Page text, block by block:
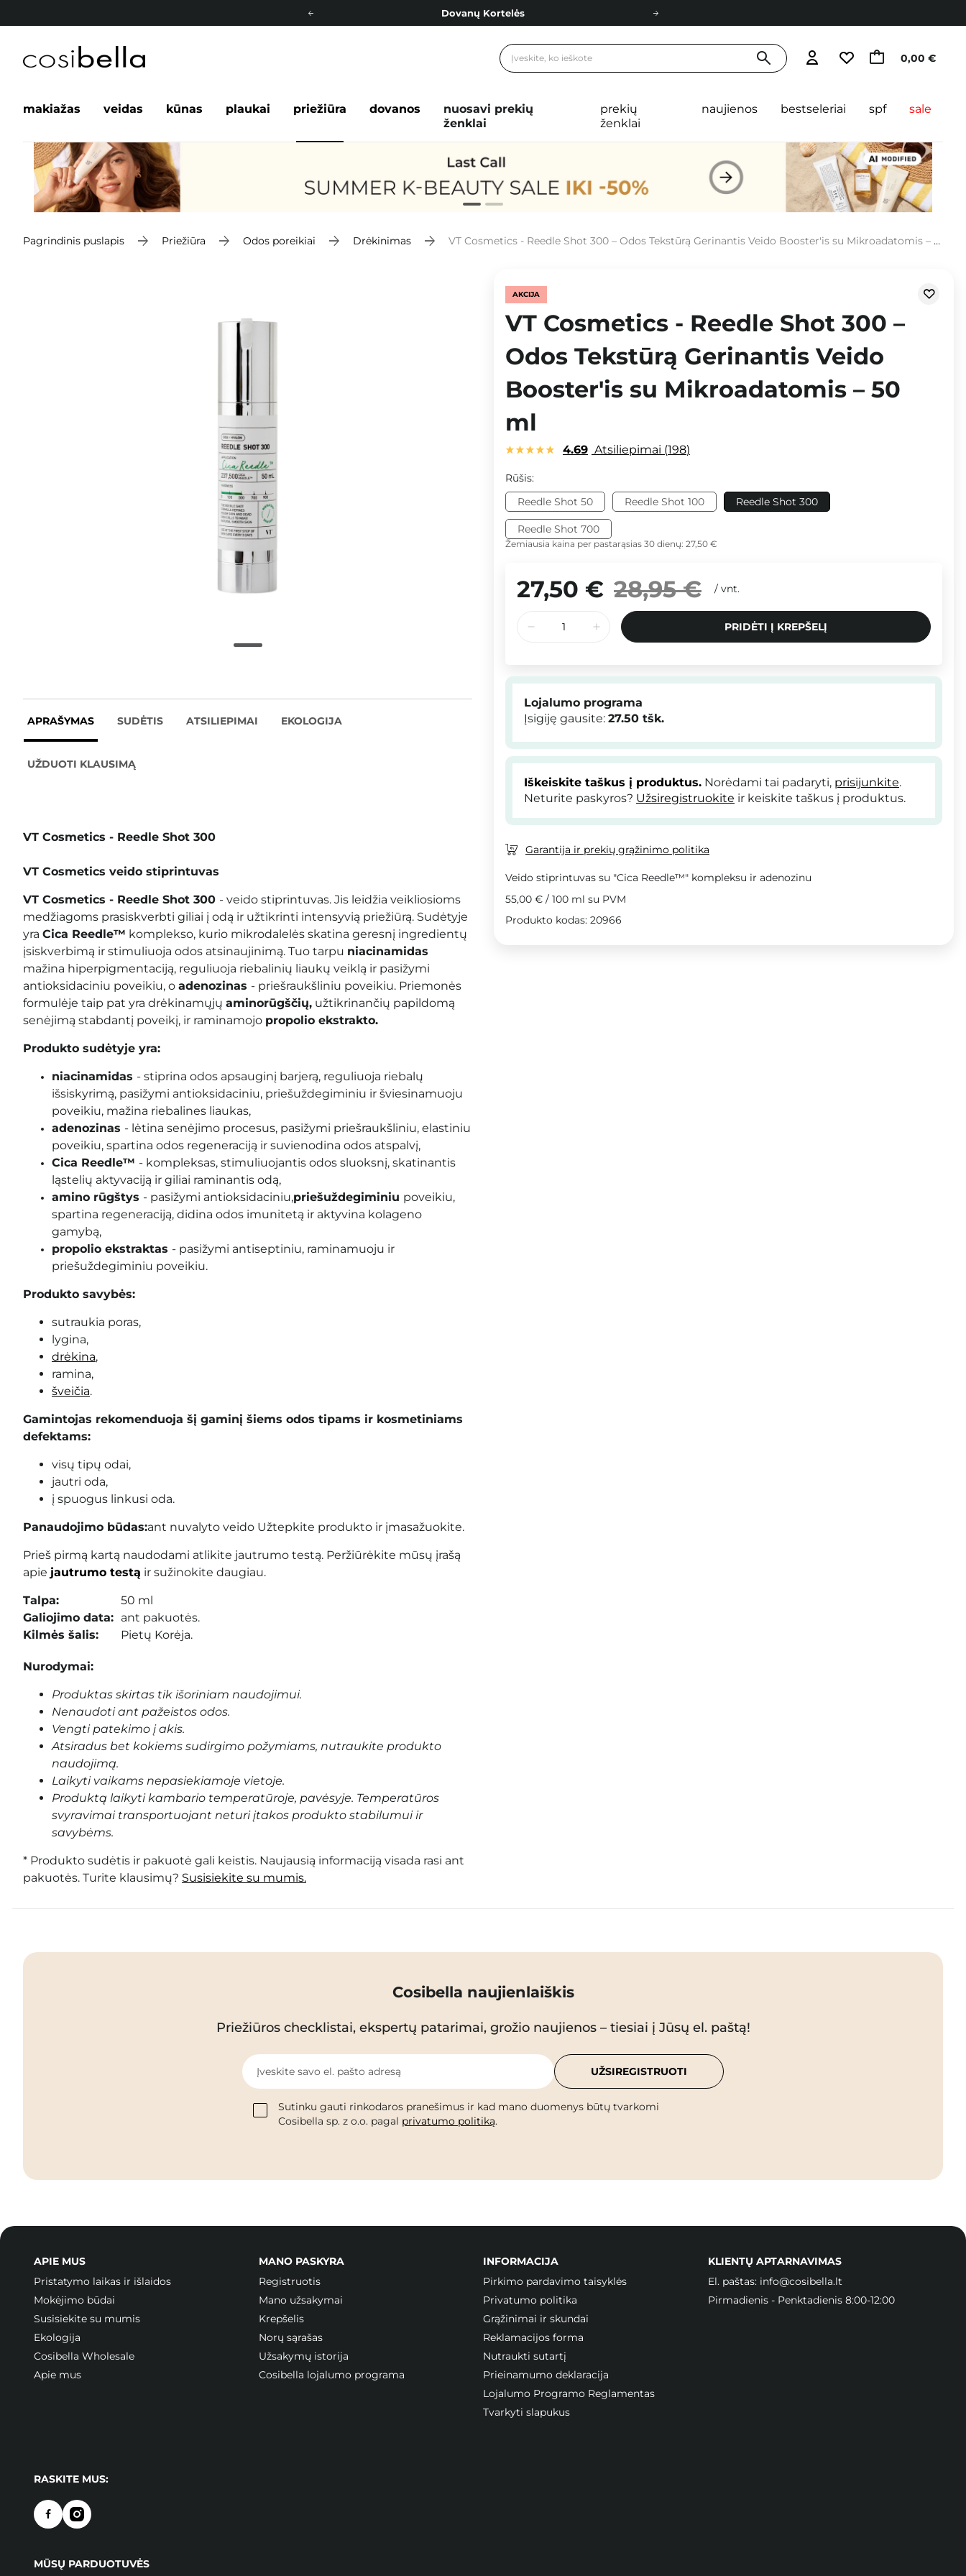
Dovanų Kortelės
Nemokamas pristatymas nuo 40,00 € 0,00 €
makiažas veidas kūnas plaukai priežiūra dovanos
nuosavi prekių
ženklai
prekių
ženklai
naujienos bestseleriai spf sale
Pagrindinis puslapis Priežiūra Odos poreikiai Drėkinimas VT Cosmetics - Reedle Shot 300 – Odos Tekstūrą Gerinantis Veido Booster'is su Mikroadatomis – 50 ml
APRAŠYMAS SUDĖTIS ATSILIEPIMAI EKOLOGIJA
UŽDUOTI KLAUSIMĄ
VT Cosmetics - Reedle Shot 300
VT Cosmetics veido stiprintuvas
VT Cosmetics - Reedle Shot 300 - veido stiprintuvas. Jis leidžia veikliosioms
medžiagoms prasiskverbti giliai į odą ir užtikrinti intensyvią priežiūrą. Sudėtyje
yra Cica Reedle™ komplekso, kurio mikrodalelės skatina geresnį ingredientų
įsiskverbimą ir stimuliuoja odos atsinaujinimą. Tuo tarpu niacinamidas
mažina hiperpigmentaciją, reguliuoja riebalinių liaukų veiklą ir pasižymi
antioksidaciniu poveikiu, o adenozinas - priešraukšliniu poveikiu. Priemonės
formulėje taip pat yra drėkinamųjų aminorūgščių, užtikrinančių papildomą
senėjimą stabdantį poveikį, ir raminamojo propolio ekstrakto.
Produkto sudėtyje yra:
niacinamidas - stiprina odos apsauginį barjerą, reguliuoja riebalų
išsiskyrimą, pasižymi antioksidaciniu, priešuždegiminiu ir šviesinamuoju
poveikiu, mažina riebalines liaukas,
adenozinas - lėtina senėjimo procesus, pasižymi priešraukšliniu, elastiniu
poveikiu, spartina odos regeneraciją ir suvienodina odos atspalvį,
Cica Reedle™ - kompleksas, stimuliuojantis odos sluoksnį, skatinantis
ląstelių aktyvaciją ir giliai raminantis odą,
amino rūgštys - pasižymi antioksidaciniu,priešuždegiminiu poveikiu,
spartina regeneraciją, didina odos imunitetą ir aktyvina kolageno
gamybą,
propolio ekstraktas - pasižymi antiseptiniu, raminamuoju ir
priešuždegiminiu poveikiu.
Produkto savybės:
sutraukia poras,
lygina,
drėkina,
ramina,
šveičia.
Gamintojas rekomenduoja šį gaminį šiems odos tipams ir kosmetiniams
defektams:
visų tipų odai,
jautri oda,
į spuogus linkusi oda.
Panaudojimo būdas:ant nuvalyto veido Užtepkite produkto ir įmasažuokite.
Prieš pirmą kartą naudodami atlikite jautrumo testą. Peržiūrėkite mūsų įrašą
apie jautrumo testą ir sužinokite daugiau.
Talpa:
50 ml
Galiojimo data: ant pakuotės.
Kilmės šalis:
Pietų Korėja.
Nurodymai:
Produktas skirtas tik išoriniam naudojimui.
Nenaudoti ant pažeistos odos.
Vengti patekimo į akis.
Atsiradus bet kokiems sudirgimo požymiams, nutraukite produkto
naudojimą.
Laikyti vaikams nepasiekiamoje vietoje.
Produktą laikyti kambario temperatūroje, pavėsyje. Temperatūros
svyravimai transportuojant neturi įtakos produkto stabilumui ir
savybėms.
* Produkto sudėtis ir pakuotė gali keistis. Naujausią informaciją visada rasi ant
pakuotės. Turite klausimų? Susisiekite su mumis.
AKCIJA
VT Cosmetics - Reedle Shot 300 –
Odos Tekstūrą Gerinantis Veido
Booster'is su Mikroadatomis – 50
ml
4.69 Atsiliepimai 198
Rūšis:
Reedle Shot 50
Reedle Shot 100 Reedle Shot 300
Reedle Shot 700
Žemiausia kaina per pastarąsias 30 dienų: 27,50 €
27,50 € 28,95 € / vnt.
PRIDĖTI Į KREPŠELĮ
Lojalumo programa
Įsigiję gausite: 27.50 tšk.
Iškeiskite taškus į produktus. Norėdami tai padaryti, prisijunkite.
Neturite paskyros? Užsiregistruokite ir keiskite taškus į produktus.
Garantija ir prekių grąžinimo politika
Veido stiprintuvas su "Cica Reedle™" kompleksu ir adenozinu
55,00 € / 100 ml su PVM
Produkto kodas: 20966
Cosibella naujienlaiškis
Priežiūros checklistai, ekspertų patarimai, grožio naujienos – tiesiai į Jūsų el. paštą!
Įveskite savo el. pašto adresą
Sutinku gauti rinkodaros pranešimus ir kad mano duomenys būtų tvarkomi
Cosibella sp. z o.o. pagal privatumo politiką.
UŽSIREGISTRUOTI
APIE MUS
Pristatymo laikas ir išlaidos
Mokėjimo būdai
Susisiekite su mumis
Ekologija
Cosibella Wholesale
Apie mus
MANO PASKYRA
Registruotis
Mano užsakymai
Krepšelis
Norų sąrašas
Užsakymų istorija
Cosibella lojalumo programa
INFORMACIJA
Pirkimo pardavimo taisyklės
Privatumo politika
Grąžinimai ir skundai
Reklamacijos forma
Nutraukti sutartį
Prieinamumo deklaracija
Lojalumo Programo Reglamentas
Tvarkyti slapukus
KLIENTŲ APTARNAVIMAS
El. paštas: info@cosibella.lt
Pirmadienis - Penktadienis 8:00-12:00
RASKITE MUS:
MŪSŲ PARDUOTUVĖS